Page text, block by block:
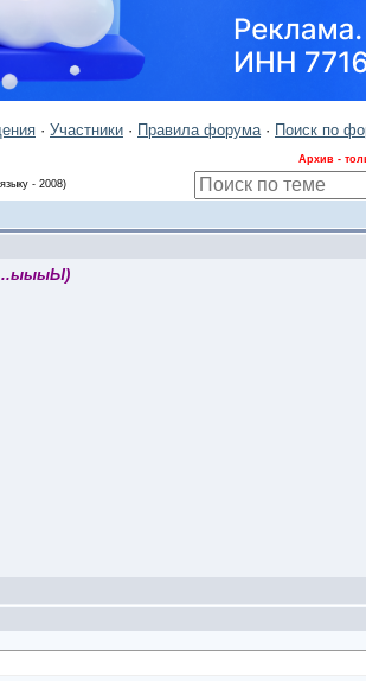
· Участники · Правила форума· Поиск по
Архив -
- 2008)